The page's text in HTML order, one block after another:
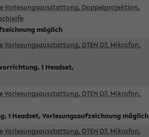
Vorlesungsausstattung, Doppelprojektion,
möglich
Vorlesungsausstattung, DTEN D7, Mikrofon,
1 Headset,
Vorlesungsausstattung, DTEN D7, Mikrofon,
1 Headset, Vorlesungsaufzeichnung möglich
Vorlesungsausstattung, DTEN D7, Mikrofon,